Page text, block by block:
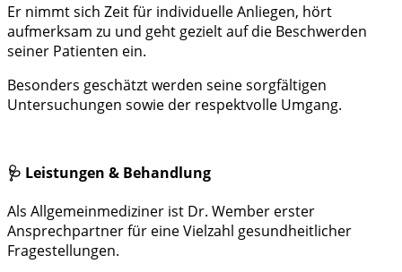
Er nimmt sich Zeit für individuelle Anliegen, hört
aufmerksam zu und geht gezielt auf die Beschwerden
seiner Patienten ein.
Besonders geschätzt werden seine sorgfältigen
Untersuchungen sowie der respektvolle Umgang.
🩺 Leistungen & Behandlung
Als Allgemeinmediziner ist Dr. Wember erster
Ansprechpartner für eine Vielzahl gesundheitlicher
Fragestellungen.